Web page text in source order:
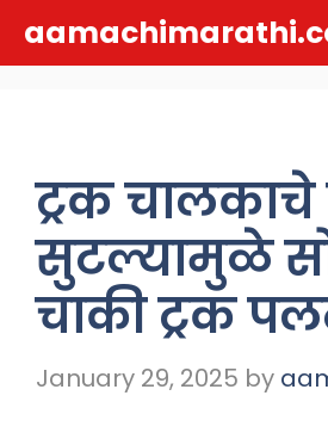
ट्रक चालकाचे
सुटल्यामुळे
चाकी ट्रक
January 29, 2025 by